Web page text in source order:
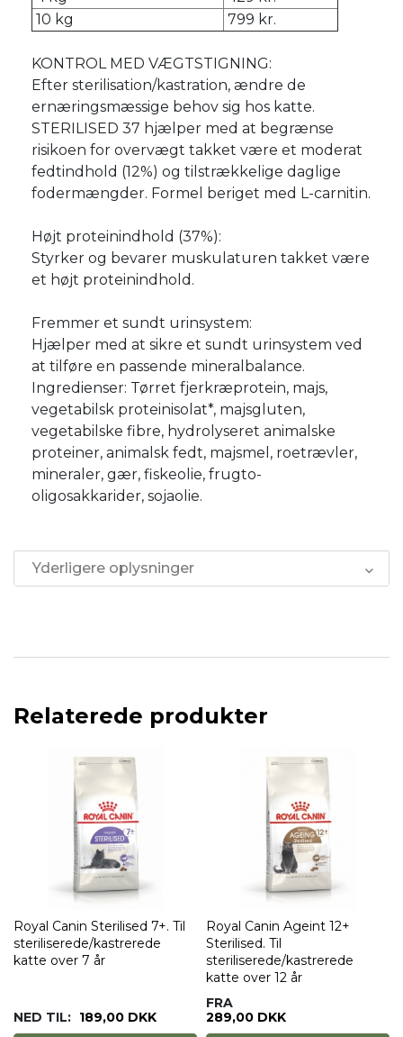
10 kg
799 kr.
KONTROL MED VÆGTSTIGNING:
Efter sterilisation/kastration, ændre de
ernæringsmæssige behov sig hos katte.
STERILISED 37 hjælper med at begrænse
risikoen for overvægt takket være et moderat
fedtindhold (12%) og tilstrækkelige daglige
fodermængder. Formel beriget med L-carnitin.
Højt proteinindhold (37%):
Styrker og bevarer muskulaturen takket være
et højt proteinindhold.
Fremmer et sundt urinsystem:
Hjælper med at sikre et sundt urinsystem ved
at tilføre en passende mineralbalance.
Ingredienser: Tørret fjerkræprotein, majs,
vegetabilsk proteinisolat*, majsgluten,
vegetabilske fibre, hydrolyseret animalske
proteiner, animalsk fedt, majsmel, roetrævler,
mineraler, gær, fiskeolie, frugto-
oligosakkarider, sojaolie.
Yderligere oplysninger
Relaterede produkter
Royal Canin Sterilised 7+. Til
steriliserede/kastrerede
katte over 7 år
NED TIL: 189,00 DKK
Royal Canin Ageint 12+
Sterilised. Til
steriliserede/kastrerede
katte over 12 år
FRA
289,00 DKK